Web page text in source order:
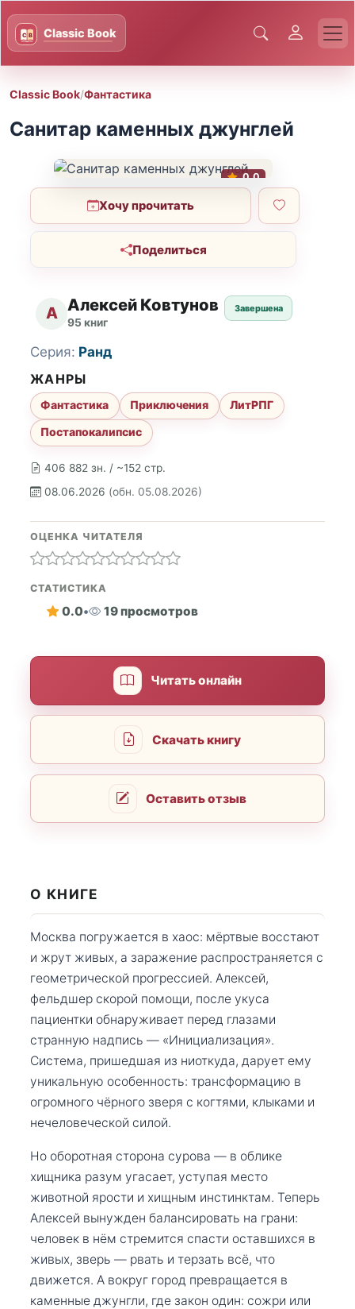
Classic Book/Фантастика
Санитар каменных джунглей
0.0
Хочу прочитать
Поделиться
А Алексей Ковтунов
95 книг
Завершена
406 882 зн. / ~152 стр.
08.06.2026 (обн. 05.08.2026)
Серия: Ранд
ЖАНРЫ
Фантастика Приключения
ЛитРПГ
Постапокалипсис
ОЦЕНКА ЧИТАТЕЛЯ
СТАТИСТИКА
0.0• 19 просмотров
Читать онлайн
Скачать книгу
Оставить отзыв
О КНИГЕ
Москва погружается в хаос: мёртвые восстают
и жрут живых, а заражение распространяется с
геометрической прогрессией. Алексей,
фельдшер скорой помощи, после укуса
пациентки обнаруживает перед глазами
странную надпись — «Инициализация».
Система, пришедшая из ниоткуда, дарует ему
уникальную особенность: трансформацию в
огромного чёрного зверя с когтями, клыками и
нечеловеческой силой.
Но оборотная сторона сурова — в облике
хищника разум угасает, уступая место
животной ярости и хищным инстинктам. Теперь
Алексей вынужден балансировать на грани:
человек в нём стремится спасти оставшихся в
живых, зверь — рвать и терзать всё, что
движется. А вокруг город превращается в
каменные джунгли, где закон один: сожри или